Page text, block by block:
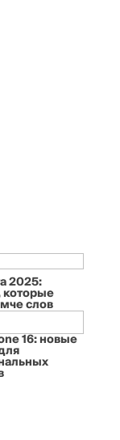
2025:
слов
16: новые